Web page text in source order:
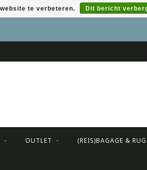
OUTLET (REIS)BAGAGE &
te verbeteren. Dit bericht